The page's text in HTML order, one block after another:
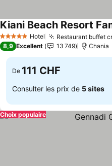
5 Étoiles Hotel Restaurant buffet
Kiani Beach Resort
8,9 Excellent 13 749 Chania
De 111 CHF
Consulter les prix de 5 sites
Choix populaire